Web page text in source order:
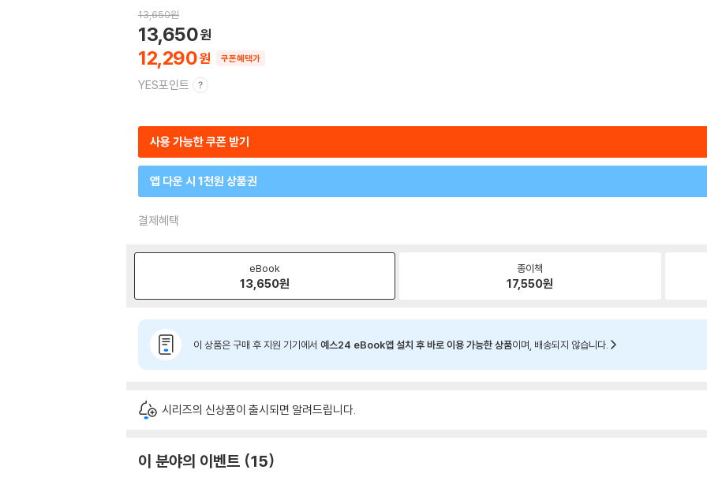
13,650원
12,290
13,650
쿠폰혜택가
YES포인트
사용 가능한 쿠폰 받기
앱 다운 시 1천원 상품권
결제혜택
eBook
13,650원
종이책
17,550원
이 상품은 구매 후 지원 기기에서 예스24 eBook앱 설치 후 바로 이용 가능한 상품이며, 배송되지 않습니다.
시리즈의 신상품이 출시되면 알려드립니다.
이 분야의 이벤트 15